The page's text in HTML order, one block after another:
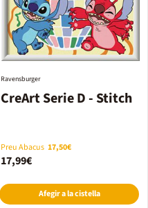
CreArt Serie D - Stitch
Ravensburger
Preu Abacus 17,50€
17,99€
Afegir a la cistella